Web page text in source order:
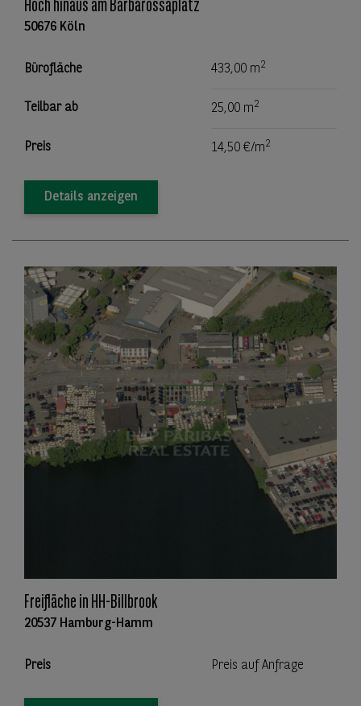
Hoch hinaus am Barbarossaplatz
50676 Köln
Bürofläche 433,00 m2
Teilbar ab 25,00 m2
Preis 14,50 €/m2
Details anzeigen
Freifläche in HH-Billbrook
20537 Hamburg-Hamm
Preis Preis auf Anfrage